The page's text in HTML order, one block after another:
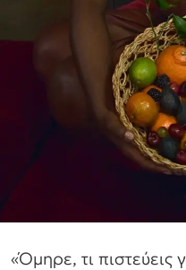
«Όμηρε, τι πιστεύεις